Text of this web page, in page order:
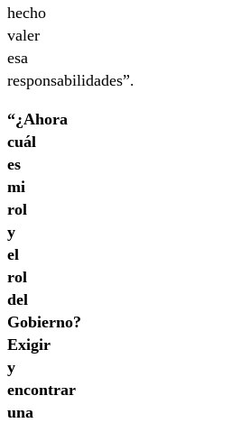
hecho
valer
esa
responsabilidades”.
“¿Ahora
cuál
es
mi
rol
y
el
rol
del
Gobierno?
Exigir
y
encontrar
una